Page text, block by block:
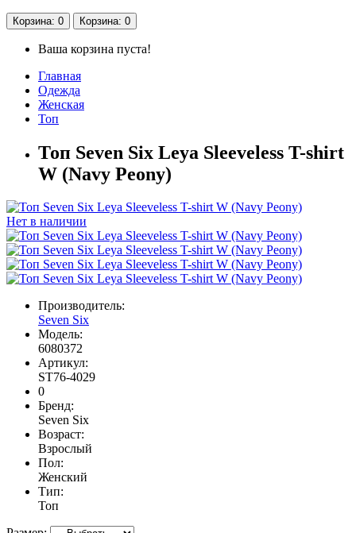
Корзина: 0 Корзина: 0
Ваша корзина пуста!
Главная
Одежда
Женская
Топ
Топ Seven Six Leya Sleeveless T-shirt
W (Navy Peony)
Нет в наличии
Производитель:
Seven Six
Модель:
6080372
Артикул:
ST76-4029
0
Бренд:
Seven Six
Возраст:
Взрослый
Пол:
Женский
Тип:
Топ